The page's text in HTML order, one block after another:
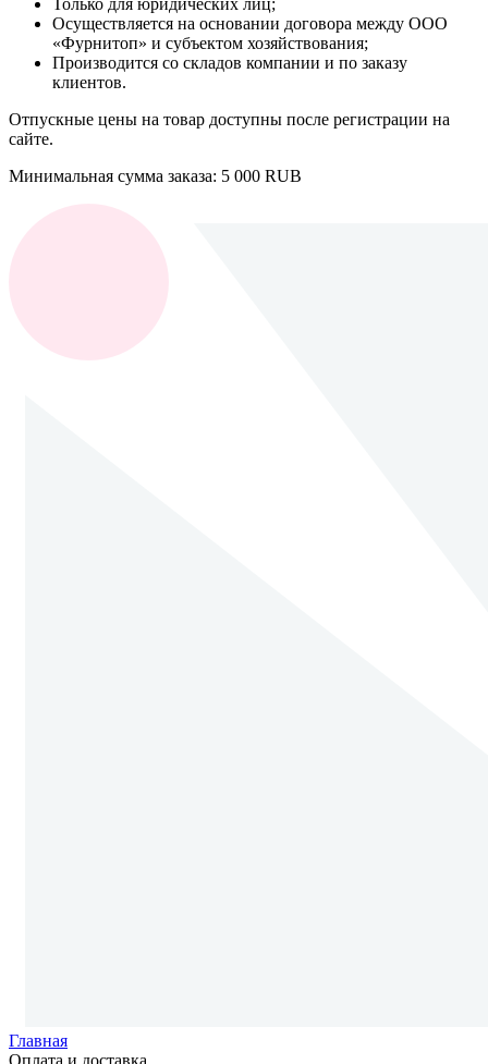
Только для юридических лиц;
Осуществляется на основании договора между ООО
«Фурнитоп» и субъектом хозяйствования;
Производится со складов компании и по заказу
клиентов.
Отпускные цены на товар доступны после регистрации на
сайте.
Минимальная сумма заказа: 5 000 RUB
Главная
Оплата и доставка